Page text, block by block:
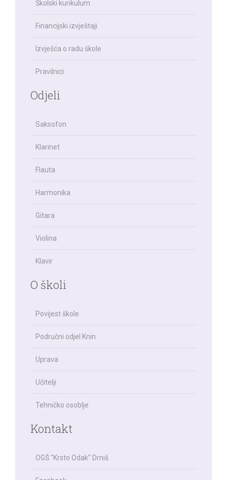
Školski kurikulum
Financijski izvještaji
Izvješća o radu škole
Pravilnici
Odjeli
Saksofon
Klarinet
Flauta
Harmonika
Gitara
Violina
Klavir
O školi
Povijest škole
Područni odjel Knin
Uprava
Učitelji
Tehničko osoblje
Kontakt
OGŠ "Krsto Odak" Drniš